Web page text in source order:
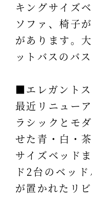
キングサイズ
ソファ、椅子
があります。
ットバスのバ
■エレガント
最近リニュー
ラシックとモ
せた青・白・
サイズベッド
ド2台のベッ
が置かれたリ